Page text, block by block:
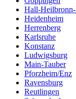
Hall-
Heidenheim
Herrenberg
Karlsruhe
Konstanz
Ludwigsburg
Main-Tauber
Pforzheim/Enz
Ravensburg
Reutlingen